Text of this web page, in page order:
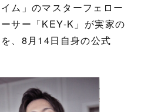
ム」のマスターフェロー
サー「KEY-K」が実家の
、8月14日自身の公式